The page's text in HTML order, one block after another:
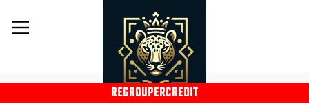
REGROUPERCREDIT